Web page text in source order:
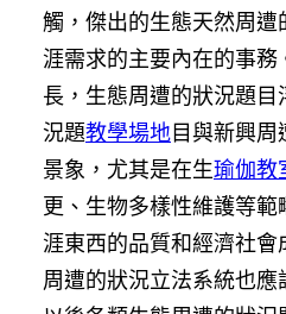
觸，傑出的生態天然周
涯需求的主要內在的事
長，生態周遭的狀況題
況題教學場地目與新興周
景象，尤其是在生瑜伽教
更、生物多樣性維護等
涯東西的品質和經濟社
周遭的狀況立法系統也